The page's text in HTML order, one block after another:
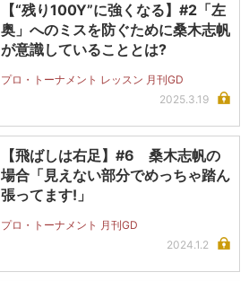
【“残り100Y”に強くなる】#2「左
奥」へのミスを防ぐために桑木志帆
が意識していることとは?
プロ・トーナメント レッスン 月刊GD
2025.3.19
【飛ばしは右足】#6 桑木志帆の
場合「見えない部分でめっちゃ踏ん
張ってます!」
プロ・トーナメント 月刊GD
2024.1.2